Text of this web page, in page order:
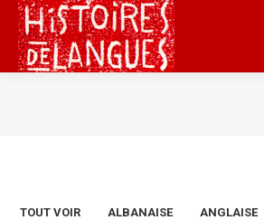
TOUT VOIR ALBANAISE ANGLAISE